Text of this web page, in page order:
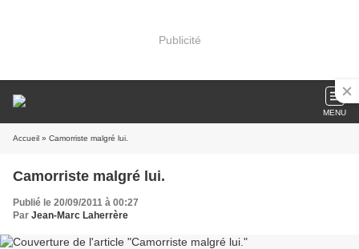
Publicité
MENU
Accueil » Camorriste malgré lui.
Camorriste malgré lui.
Publié le 20/09/2011 à 00:27
Par Jean-Marc Laherrère